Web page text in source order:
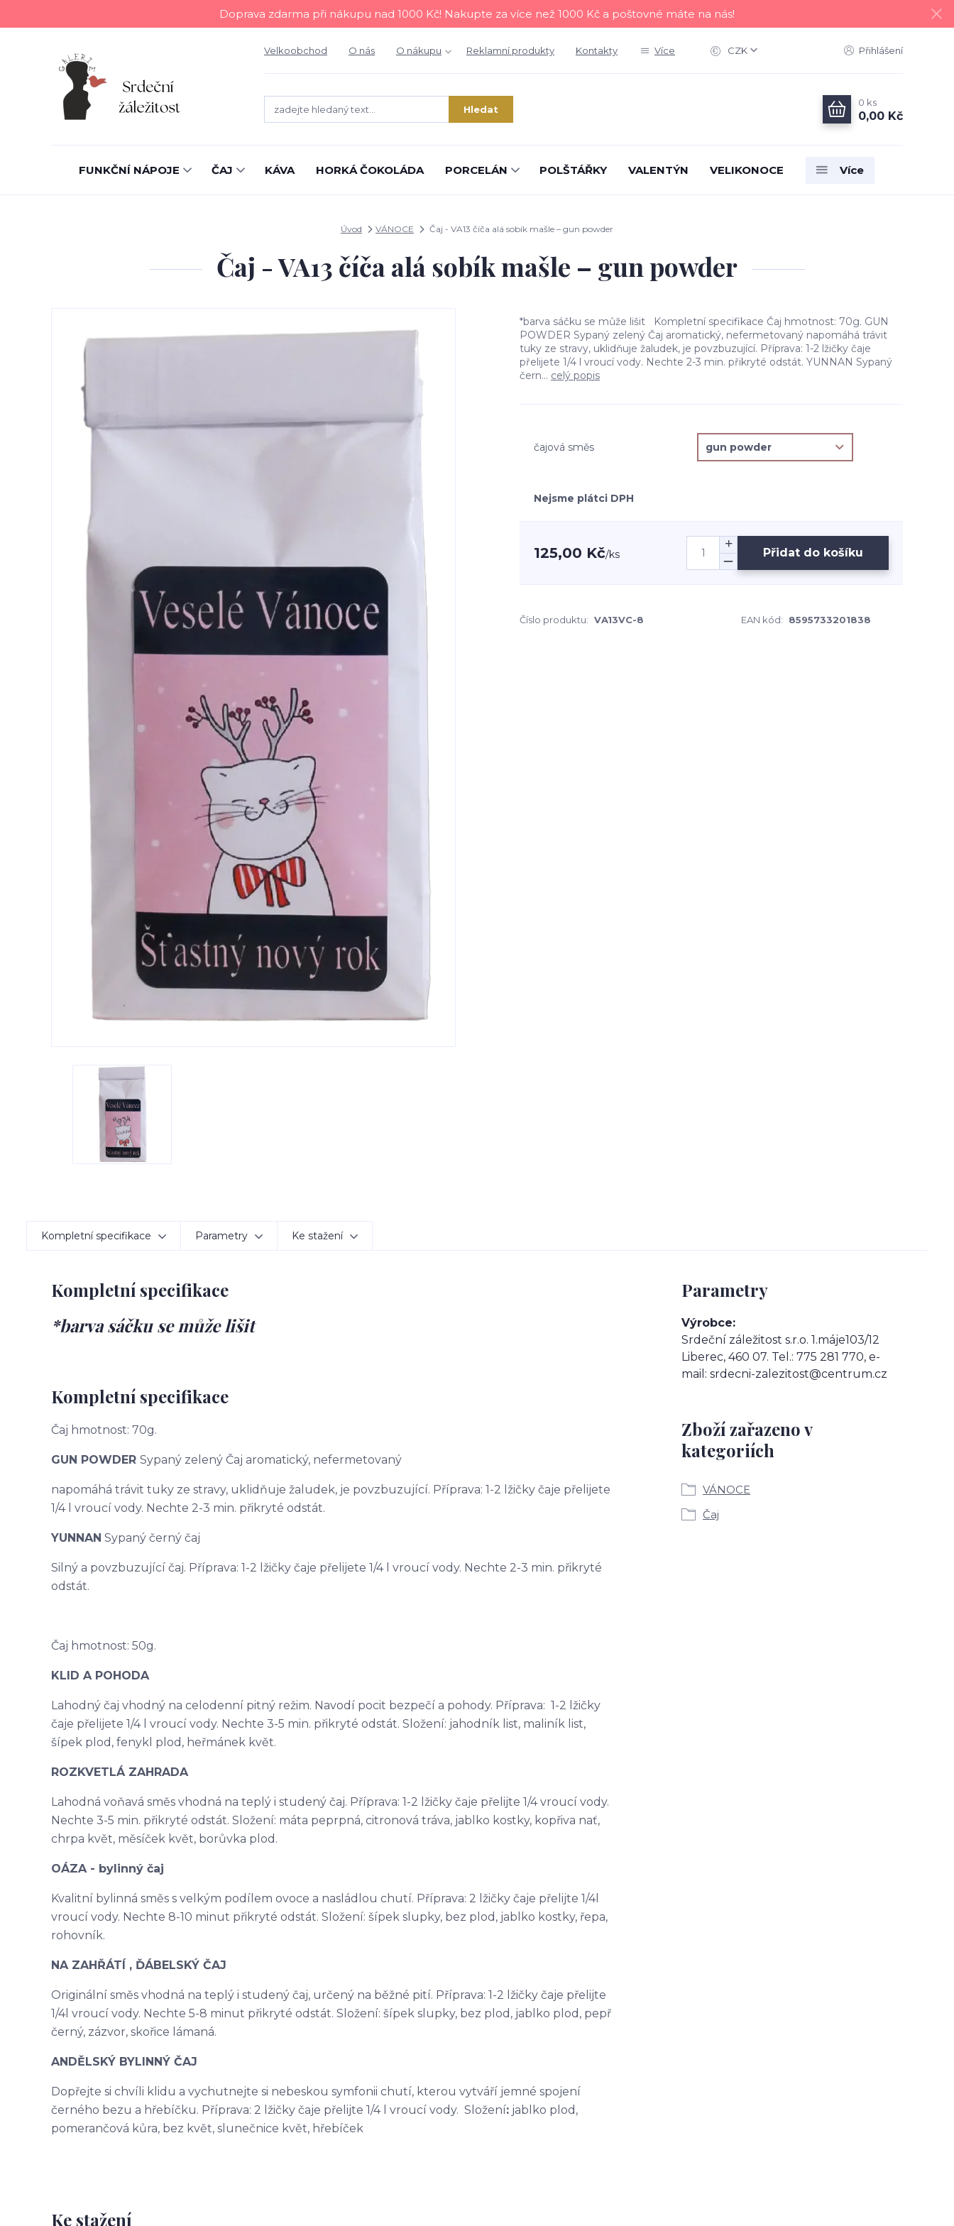
Doprava zdarma při nákupu nad 1000 Kč! Nakupte za více než 1000 Kč a poštovné máte na nás!
Velkoobchod O nás O nákupu Reklamní produkty Kontakty Více CZK Přihlášení
Hledat
0 ks
0,00 Kč
FUNKČNÍ NÁPOJE ČAJ KÁVA HORKÁ ČOKOLÁDA PORCELÁN POLŠTÁŘKY VALENTÝN VELIKONOCE Více
Úvod VÁNOCE Čaj - VA13 číča alá sobík mašle – gun powder
Čaj - VA13 číča alá sobík mašle – gun powder
*barva sáčku se může lišit Kompletní specifikace Čaj hmotnost: 70g. GUN
POWDER Sypaný zelený Čaj aromatický, nefermetovaný napomáhá trávit
tuky ze stravy, uklidňuje žaludek, je povzbuzující. Příprava: 1-2 lžičky čaje
přelijete 1/4 l vroucí vody. Nechte 2-3 min. přikryté odstát. YUNNAN Sypaný
čern... celý popis
čajová směs
Nejsme plátci DPH
125,00 Kč/ks Přidat do košíku
Číslo produktu: VA13VC-8 EAN kód: 8595733201838
Kompletní specifikace Parametry Ke stažení
Kompletní specifikace
*barva sáčku se může lišit
Kompletní specifikace
Čaj hmotnost: 70g.
GUN POWDER Sypaný zelený Čaj aromatický, nefermetovaný
napomáhá trávit tuky ze stravy, uklidňuje žaludek, je povzbuzující. Příprava: 1-2 lžičky čaje přelijete
1/4 l vroucí vody. Nechte 2-3 min. přikryté odstát.
YUNNAN Sypaný černý čaj
Silný a povzbuzující čaj. Příprava: 1-2 lžičky čaje přelijete 1/4 l vroucí vody. Nechte 2-3 min. přikryté
odstát.
Čaj hmotnost: 50g.
KLID A POHODA
Lahodný čaj vhodný na celodenní pitný režim. Navodí pocit bezpečí a pohody. Příprava: 1-2 lžičky
čaje přelijete 1/4 l vroucí vody. Nechte 3-5 min. přikryté odstát. Složení: jahodník list, maliník list,
šípek plod, fenykl plod, heřmánek květ.
ROZKVETLÁ ZAHRADA
Lahodná voňavá směs vhodná na teplý i studený čaj. Příprava: 1-2 lžičky čaje přelijte 1/4 vroucí vody.
Nechte 3-5 min. přikryté odstát. Složení: máta peprpná, citronová tráva, jablko kostky, kopřiva nať,
chrpa květ, měsíček květ, borůvka plod.
OÁZA - bylinný čaj
Kvalitní bylinná směs s velkým podílem ovoce a nasládlou chutí. Příprava: 2 lžičky čaje přelijte 1/4l
vroucí vody. Nechte 8-10 minut přikryté odstát. Složení: šípek slupky, bez plod, jablko kostky, řepa,
rohovník.
NA ZAHŘÁTÍ , ĎÁBELSKÝ ČAJ
Originální směs vhodná na teplý i studený čaj, určený na běžné pití. Příprava: 1-2 lžičky čaje přelijte
1/4l vroucí vody. Nechte 5-8 minut přikryté odstát. Složení: šípek slupky, bez plod, jablko plod, pepř
černý, zázvor, skořice lámaná.
ANDĚLSKÝ BYLINNÝ ČAJ
Dopřejte si chvíli klidu a vychutnejte si nebeskou symfonii chutí, kterou vytváří jemné spojení
černého bezu a hřebíčku. Příprava: 2 lžičky čaje přelijte 1/4 l vroucí vody. Složení: jablko plod,
pomerančová kůra, bez květ, slunečnice květ, hřebíček
Parametry
Výrobce
Srdeční záležitost s.r.o. 1.máje103/12
Liberec, 460 07. Tel.: 775 281 770, e-
mail: srdecni-zalezitost@centrum.cz
Zboží zařazeno v
kategoriích
VÁNOCE
Čaj
Ke stažení